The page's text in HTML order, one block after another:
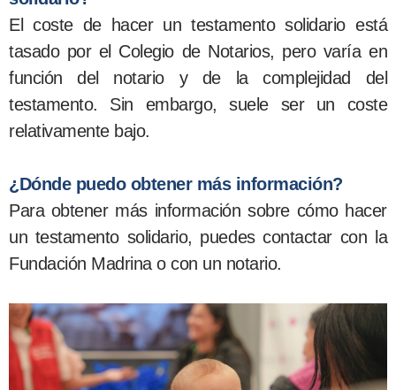
El coste de hacer un testamento solidario está
tasado por el Colegio de Notarios, pero varía en
función del notario y de la complejidad del
testamento. Sin embargo, suele ser un coste
relativamente bajo.
¿Dónde puedo obtener más información?
Para obtener más información sobre cómo hacer
un testamento solidario, puedes contactar con la
Fundación Madrina o con un notario.